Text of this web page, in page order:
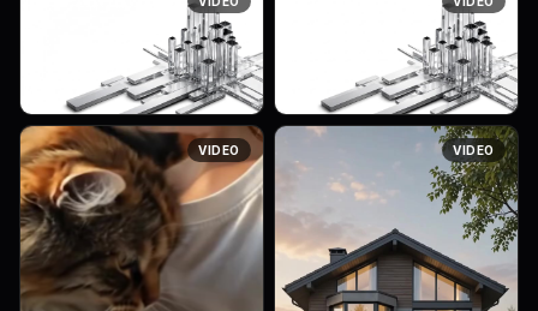
glossy black reflective
surface surrounded by soft
drifting mist. The deep blue
fragrance inside catches the
cinematic ending. The scene
begins with a close-up of an
original luxury men's perfume
bottle made of deep m...
Оживи картинку, что бы
несколько палочек(3-4
достаточно) вертикальных
слегка поднимались и
опускали не синхронно, те
что ближе к центру с...
Оживи картинку, что бы пять
вертикальных палочек
слегка поднимались и
опускались не синхронно с
большей амплитудой,
остальные вертикальны...
VIDEO VIDEO